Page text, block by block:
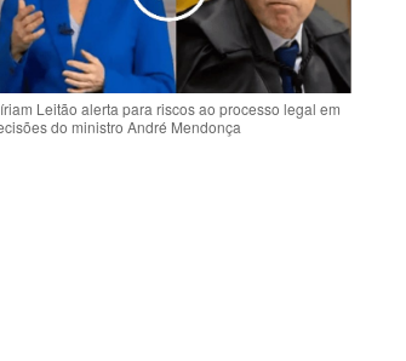
Leitão alerta para riscos ao processo legal em
do ministro André Mendonça